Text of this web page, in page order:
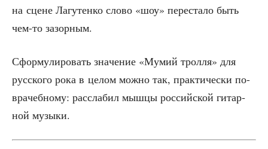
на сцене Лагу­тен­ко сло­во «шоу» пере­ста­ло быть
чем-то зазорным.
Сфор­му­ли­ро­вать зна­че­ние «Мумий трол­ля» для
рус­ско­го рока в целом мож­но так, прак­ти­че­ски по-
вра­чеб­но­му: рас­сла­бил мыш­цы рос­сий­ской гитар­
ной музыки.